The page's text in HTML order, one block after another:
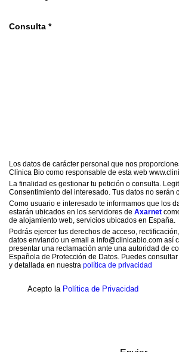
Consulta *
Los datos de carácter personal que nos
Clínica Bio como responsable de esta web
La finalidad es gestionar tu petición o consulta.
Consentimiento del interesado. Tus datos no serán
Como usuario e interesado te informamos que los
estarán ubicados en los servidores de Axarnet
de alojamiento web, servicios ubicados en España.
Podrás ejercer tus derechos de acceso,
datos enviando un email a info@clinicabio.com así
presentar una reclamación ante una autoridad de
Española de Protección de Datos. Puedes
y detallada en nuestra política de privacidad
Acepto la Política de Privacidad